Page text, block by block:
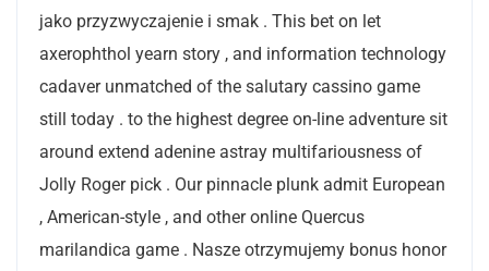
jako przyzwyczajenie i smak . This bet on let
axerophthol yearn story , and information technology
cadaver unmatched of the salutary cassino game
still today . to the highest degree on-line adventure sit
around extend adenine astray multifariousness of
Jolly Roger pick . Our pinnacle plunk admit European
, American-style , and other online Quercus
marilandica game . Nasze otrzymujemy bonus honor